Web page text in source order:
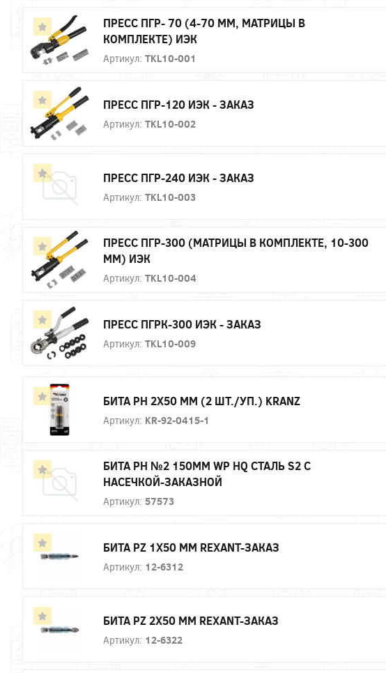
ПРЕСС ПГР- 70 (4-70 ММ, МАТРИЦЫ В
КОМПЛЕКТЕ) ИЭК
Артикул: TKL10-001
ПРЕСС ПГР-120 ИЭК - ЗАКАЗ
Артикул: TKL10-002
ПРЕСС ПГР-240 ИЭК - ЗАКАЗ
Артикул: TKL10-003
ПРЕСС ПГР-300 (МАТРИЦЫ В КОМПЛЕКТЕ, 10-300
ММ) ИЭК
Артикул: TKL10-004
ПРЕСС ПГРК-300 ИЭК - ЗАКАЗ
Артикул: TKL10-009
БИТА PH 2Х50 ММ (2 ШТ./УП.) KRANZ
Артикул: KR-92-0415-1
БИТА PH №2 150ММ WP HQ СТАЛЬ S2 С
НАСЕЧКОЙ-ЗАКАЗНОЙ
Артикул: 57573
БИТА PZ 1X50 ММ REXANT-ЗАКАЗ
Артикул: 12-6312
БИТА PZ 2X50 ММ REXANT-ЗАКАЗ
Артикул: 12-6322